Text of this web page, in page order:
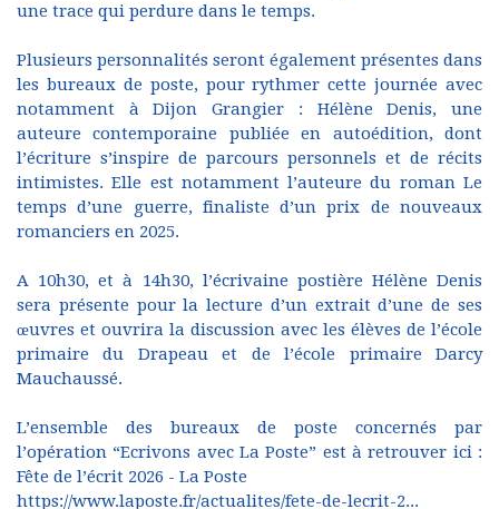
une trace qui perdure dans le temps.
Plusieurs personnalités seront également présentes dans
les bureaux de poste, pour rythmer cette journée avec
notamment à Dijon Grangier : Hélène Denis, une
auteure contemporaine publiée en autoédition, dont
l’écriture s’inspire de parcours personnels et de récits
intimistes. Elle est notamment l’auteure du roman Le
temps d’une guerre, finaliste d’un prix de nouveaux
romanciers en 2025.
A 10h30, et à 14h30, l’écrivaine postière Hélène Denis
sera présente pour la lecture d’un extrait d’une de ses
œuvres et ouvrira la discussion avec les élèves de l’école
primaire du Drapeau et de l’école primaire Darcy
Mauchaussé.
L’ensemble des bureaux de poste concernés par
l’opération “Ecrivons avec La Poste” est à retrouver ici :
Fête de l’écrit 2026 - La Poste
https://www.laposte.fr/actualites/fete-de-lecrit-2...